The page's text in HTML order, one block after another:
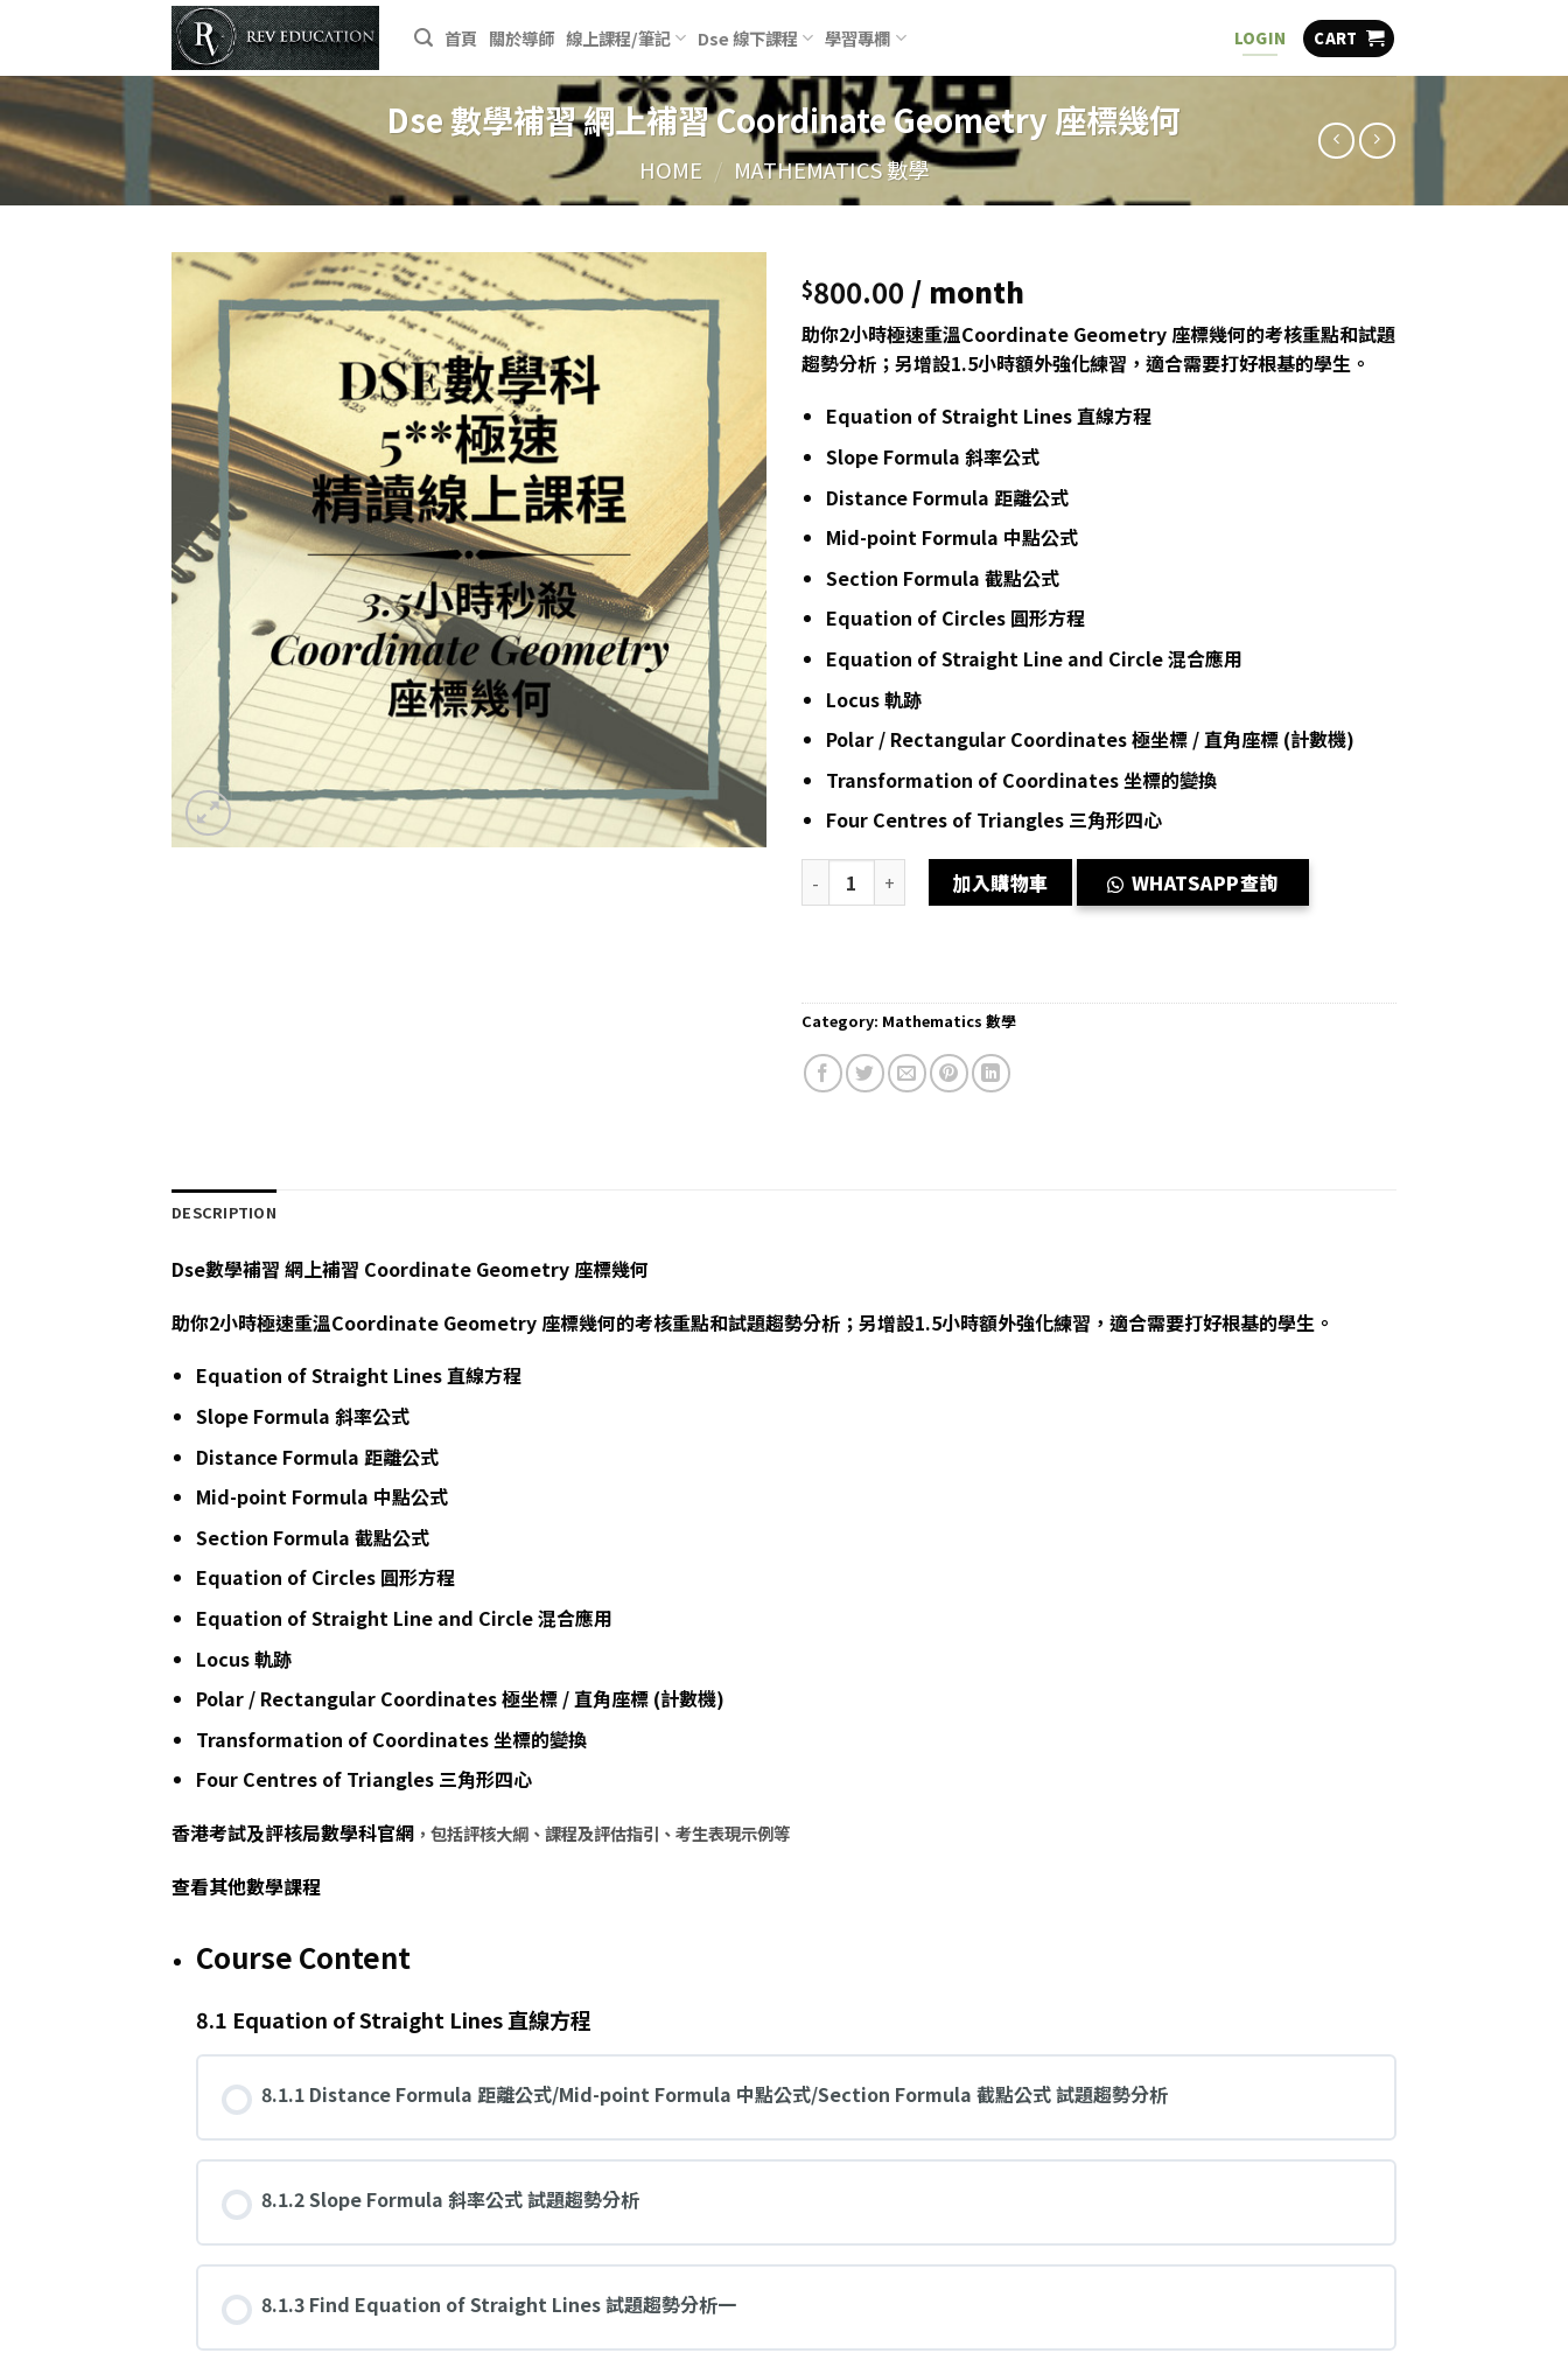
content
首頁 關於導師 線上課程/筆記 Dse 線下課程 學習專欄 LOGIN CART
Dse 數學補習 網上補習 Coordinate Geometry 座標幾何
HOME / MATHEMATICS 數學
$800.00 / month
助你2小時極速重溫Coordinate Geometry 座標幾何的考核重點和試題
趨勢分析；另增設1.5小時額外強化練習，適合需要打好根基的學生。
Equation of Straight Lines 直線方程
Slope Formula 斜率公式
Distance Formula 距離公式
Mid-point Formula 中點公式
Section Formula 截點公式
Equation of Circles 圓形方程
Equation of Straight Line and Circle 混合應用
Locus 軌跡
Polar / Rectangular Coordinates 極坐標 / 直角座標 (計數機)
Transformation of Coordinates 坐標的變換
Four Centres of Triangles 三角形四心
Dse 數學補習 網上補習 Coordinate Geometry 座標幾何 quantity
加入購物車 WHATSAPP查詢
Category: Mathematics 數學
DESCRIPTION
Dse數學補習 網上補習 Coordinate Geometry 座標幾何
助你2小時極速重溫Coordinate Geometry 座標幾何的考核重點和試題趨勢分析；另增設1.5小時額外強化練習，適合需要打好根基的學生。
Equation of Straight Lines 直線方程
Slope Formula 斜率公式
Distance Formula 距離公式
Mid-point Formula 中點公式
Section Formula 截點公式
Equation of Circles 圓形方程
Equation of Straight Line and Circle 混合應用
Locus 軌跡
Polar / Rectangular Coordinates 極坐標 / 直角座標 (計數機)
Transformation of Coordinates 坐標的變換
Four Centres of Triangles 三角形四心
香港考試及評核局數學科官網 ，包括評核大綱、課程及評估指引、考生表現示例等
查看其他數學課程
Course Content
8.1 Equation of Straight Lines 直線方程
8.1.1 Distance Formula 距離公式/Mid-point Formula 中點公式/Section Formula 截點公式 試題趨勢分析
8.1.2 Slope Formula 斜率公式 試題趨勢分析
8.1.3 Find Equation of Straight Lines 試題趨勢分析一